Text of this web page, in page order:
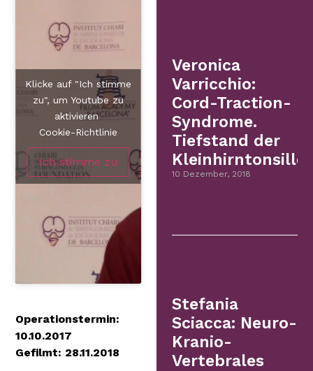
Klicke auf "Ich stimme
zu", um Youtube zu
aktivieren
Cookie-Richtlinie
Ich stimme zu
Operationstermin:
10.10.2017
Gefilmt: 28.11.2018
Veronica
Varricchio:
Cord-Traction-
Syndrome.
Tiefstand der
10 Dezember, 2018
Stefania
Sciacca: Neuro-
Kranio-
Vertebrales